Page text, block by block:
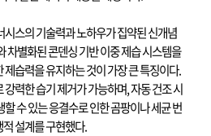
스의 기술력과 노하우가 집약된 신개념
차별화된 콘덴싱 기반 이중 제습 시스템을
습력을 유지하는 것이 가장 큰 특징이다.
력한 습기 제거가 가능하며,자동 건조 시
수 있는 응결수로 인한 곰팡이나 세균 번
설계를 구현했다.